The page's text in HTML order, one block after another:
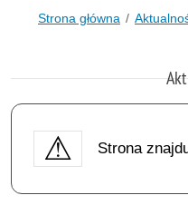
Strona główna
Strona